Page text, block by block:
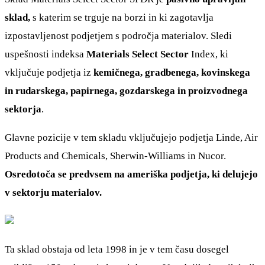
sklad, s katerim se trguje na borzi in ki zagotavlja
izpostavljenost podjetjem s področja materialov. Sledi
uspešnosti indeksa Materials Select Sector Index, ki
vključuje podjetja iz kemičnega, gradbenega, kovinskega
in rudarskega, papirnega, gozdarskega in proizvodnega
sektorja.
Glavne pozicije v tem skladu vključujejo podjetja Linde, Air
Products and Chemicals, Sherwin-Williams in Nucor.
Osredotoča se predvsem na ameriška podjetja, ki delujejo
v sektorju materialov.
Ta sklad obstaja od leta 1998 in je v tem času dosegel